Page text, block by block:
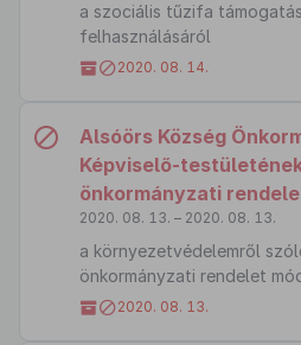
a szociális tűzifa
felhasználásáról
2020. 08. 14.
Alsóörs Község
Képviselő-
önkormányzati
2020. 08. 13. – 2020. 08. 13.
a környezetvédelemről
önkormányzati rendelet
2020. 08. 13.